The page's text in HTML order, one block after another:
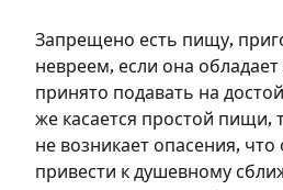
Запрещено есть пищу,
невреем, если она
принято подавать на
же касается простой пищи,
не возникает опасения,
привести к душевному